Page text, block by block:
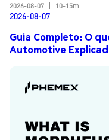
2026-08-07
10-15m
2026-08-07
Guia Completo: O
Automotive